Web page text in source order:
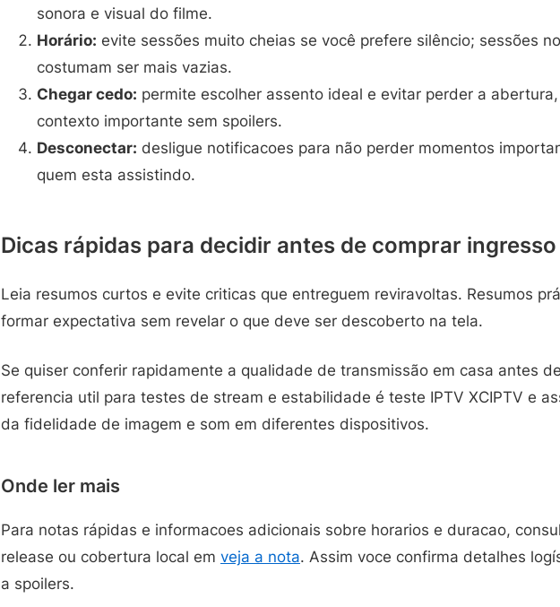
sonora e visual do filme.
Horário: evite sessões muito cheias se você prefere silêncio; sessões
costumam ser mais vazias.
Chegar cedo: permite escolher assento ideal e evitar perder a
contexto importante sem spoilers.
Desconectar: desligue notificacoes para não perder momentos
quem esta assistindo.
Dicas rápidas para decidir antes de comprar ingresso
Leia resumos curtos e evite criticas que entreguem reviravoltas. Resumos
formar expectativa sem revelar o que deve ser descoberto na tela.
Se quiser conferir rapidamente a qualidade de transmissão em casa antes
referencia util para testes de stream e estabilidade é teste IPTV XCIPTV e
da fidelidade de imagem e som em diferentes dispositivos.
Onde ler mais
Para notas rápidas e informacoes adicionais sobre horarios e duracao,
release ou cobertura local em veja a nota. Assim voce confirma detalhes
a spoilers.